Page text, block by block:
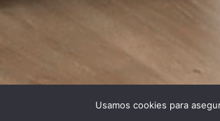
Usamos cookies para